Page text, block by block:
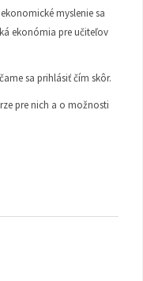
myslenie sa
ekonómia pre učiteľov
sa prihlásiť čím skôr.
pre nich a o možnosti